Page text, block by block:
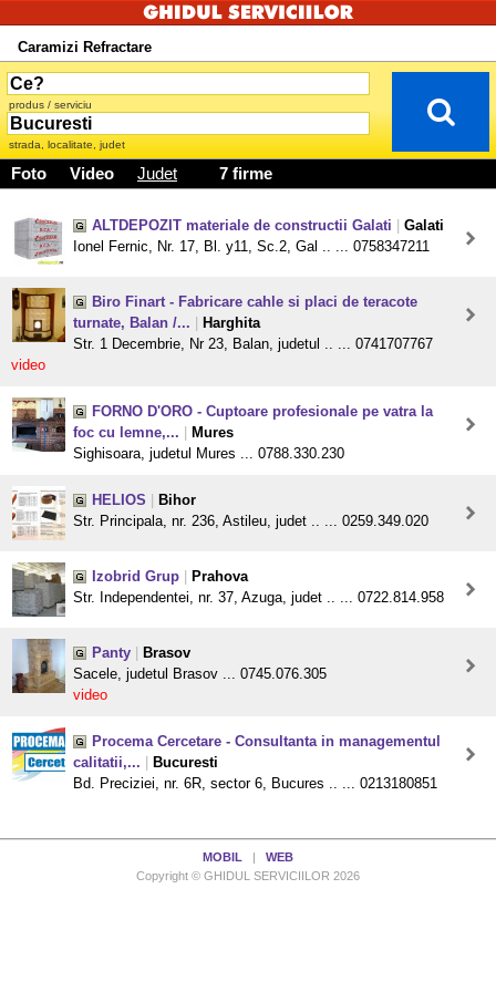
Caramizi Refractare
produs / serviciu
strada, localitate, judet
Foto Video Judet 7 firme
ALTDEPOZIT materiale de constructii Galati
Galati
Ionel Fernic, Nr. 17, Bl. y11, Sc.2, Gal .. ... 0758347211
Biro Finart - Fabricare cahle si placi de teracote
turnate, Balan /...
Harghita
Str. 1 Decembrie, Nr 23, Balan, judetul .. ... 0741707767
video
FORNO D'ORO - Cuptoare profesionale pe vatra la
foc cu lemne,...
Mures
Sighisoara, judetul Mures ... 0788.330.230
HELIOS
Bihor
Str. Principala, nr. 236, Astileu, judet .. ... 0259.349.020
Izobrid Grup
Prahova
Str. Independentei, nr. 37, Azuga, judet .. ... 0722.814.958
Panty
Brasov
Sacele, judetul Brasov ... 0745.076.305
video
Procema Cercetare - Consultanta in managementul
calitatii,...
Bucuresti
Bd. Preciziei, nr. 6R, sector 6, Bucures .. ... 0213180851
MOBIL
WEB
Copyright © GHIDUL SERVICIILOR 2026